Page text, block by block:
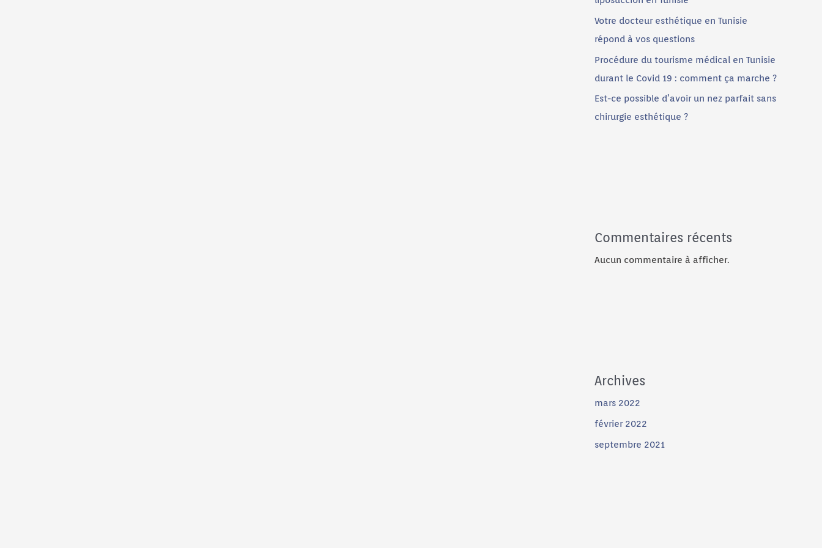
Votre docteur esthétique en Tunisie
répond à vos questions
Procédure du tourisme médical en Tunisie
durant le Covid 19 : comment ça marche ?
Est-ce possible d’avoir un nez parfait sans
chirurgie esthétique ?
Commentaires récents
Aucun commentaire à afficher.
Archives
mars 2022
février 2022
septembre 2021